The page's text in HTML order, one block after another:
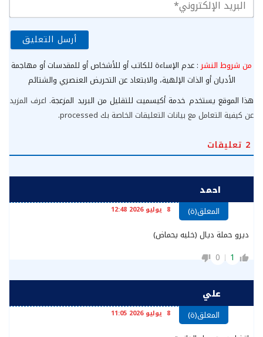
من شروط النشر : عدم الإساءة للكاتب أو للأشخاص أو للمقدسات أو مهاجمة
الأديان أو الذات الإلهية، والابتعاد عن التحريض العنصري والشتائم
هذا الموقع يستخدم خدمة أكيسميت للتقليل من البريد المزعجة. اعرف المزيد
عن كيفية التعامل مع بيانات التعليقات الخاصة بك processed
.
2 تعليقات
احمد
المعلق(ة) 8 يوليو 2026 12:48
ديرو حملة ديال (خليه يحماض)
1
0
علي
المعلق(ة) 8 يوليو 2026 11:05